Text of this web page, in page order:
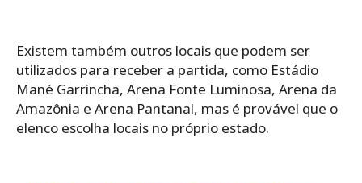
Existem também outros locais que podem ser
utilizados para receber a partida, como Estádio
Mané Garrincha, Arena Fonte Luminosa, Arena da
Amazônia e Arena Pantanal, mas é provável que o
elenco escolha locais no próprio estado.